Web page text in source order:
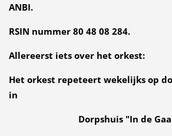
ANBI.
RSIN nummer 80 48 08 284.
Allereerst iets over het orkest:
Het orkest repeteert wekelijks op
in
Dorpshuis "In de